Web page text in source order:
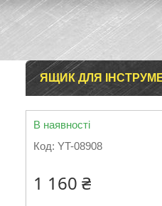
ЯЩИК ДЛЯ
В наявності
Код: YT-08908
1 160 ₴